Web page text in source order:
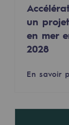
Social
Social
un
en mer
2028
En savoir